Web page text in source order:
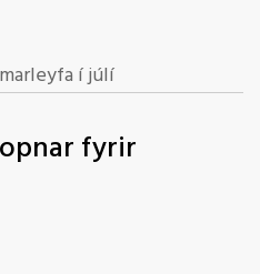
í júlí
fyrir